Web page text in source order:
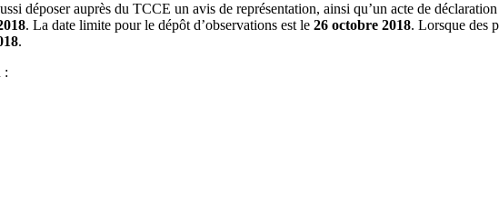
déposer auprès du TCCE un avis de représentation, ainsi qu’un acte de
. La date limite pour le dépôt d’observations est le 26 octobre 2018. Lorsque des
.
: